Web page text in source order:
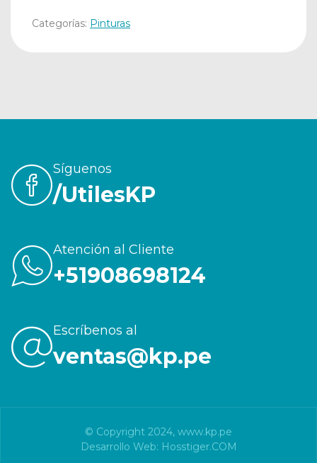
Categorías: Pinturas
Síguenos
/UtilesKP
Atención al Cliente
+51908698124
Escríbenos al
ventas@kp.pe
© Copyright 2024, www.kp.pe
Desarrollo Web: Hosstiger.COM